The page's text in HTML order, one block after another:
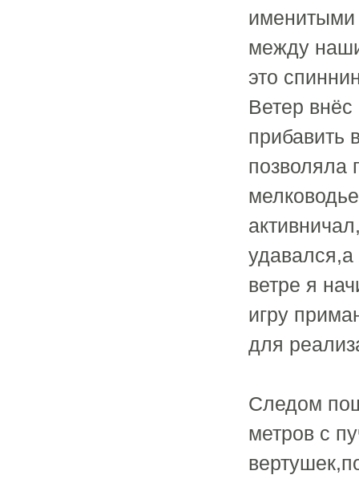
именитыми
между
это
Ветер
прибавить
позволяла
ветре я
игру
для
Следом
метров с